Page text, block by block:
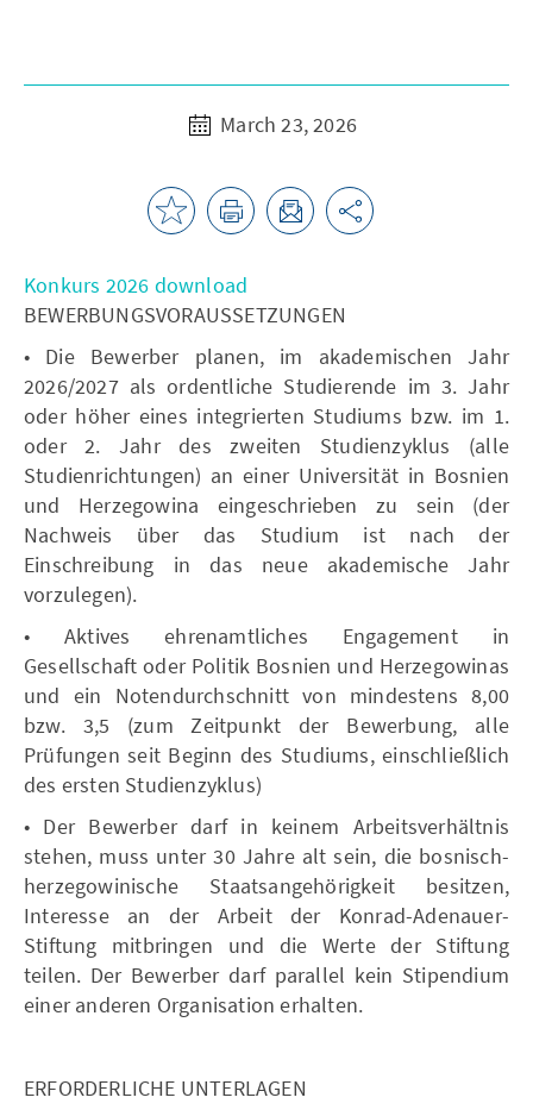
March 23, 2026
Konkurs 2026 download
BEWERBUNGSVORAUSSETZUNGEN
• Die Bewerber planen, im akademischen Jahr
2026/2027 als ordentliche Studierende im 3. Jahr
oder höher eines integrierten Studiums bzw. im 1.
oder 2. Jahr des zweiten Studienzyklus (alle
Studienrichtungen) an einer Universität in Bosnien
und Herzegowina eingeschrieben zu sein (der
Nachweis über das Studium ist nach der
Einschreibung in das neue akademische Jahr
vorzulegen).
• Aktives ehrenamtliches Engagement in
Gesellschaft oder Politik Bosnien und Herzegowinas
und ein Notendurchschnitt von mindestens 8,00
bzw. 3,5 (zum Zeitpunkt der Bewerbung, alle
Prüfungen seit Beginn des Studiums, einschließlich
des ersten Studienzyklus)
• Der Bewerber darf in keinem Arbeitsverhältnis
stehen, muss unter 30 Jahre alt sein, die bosnisch-
herzegowinische Staatsangehörigkeit besitzen,
Interesse an der Arbeit der Konrad-Adenauer-
Stiftung mitbringen und die Werte der Stiftung
teilen. Der Bewerber darf parallel kein Stipendium
einer anderen Organisation erhalten.
ERFORDERLICHE UNTERLAGEN